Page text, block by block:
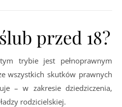
przed 18?
trybie jest pełnoprawnym
wszystkich skutków prawnych
– w zakresie dziedziczenia,
rodzicielskiej.